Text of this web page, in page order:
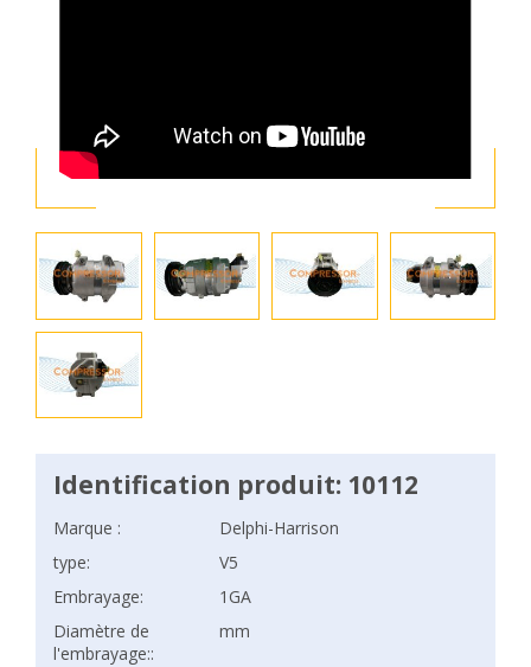
Identification produit: 10112
Marque :
Delphi-Harrison
type:
V5
Embrayage:
1GA
Diamètre de
l'embrayage::
mm